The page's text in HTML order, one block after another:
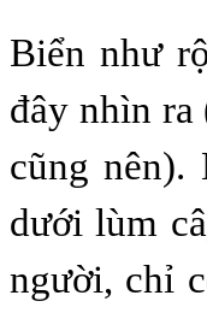
Biển như
đây nhìn ra
cũng nên).
dưới lùm
người, chỉ